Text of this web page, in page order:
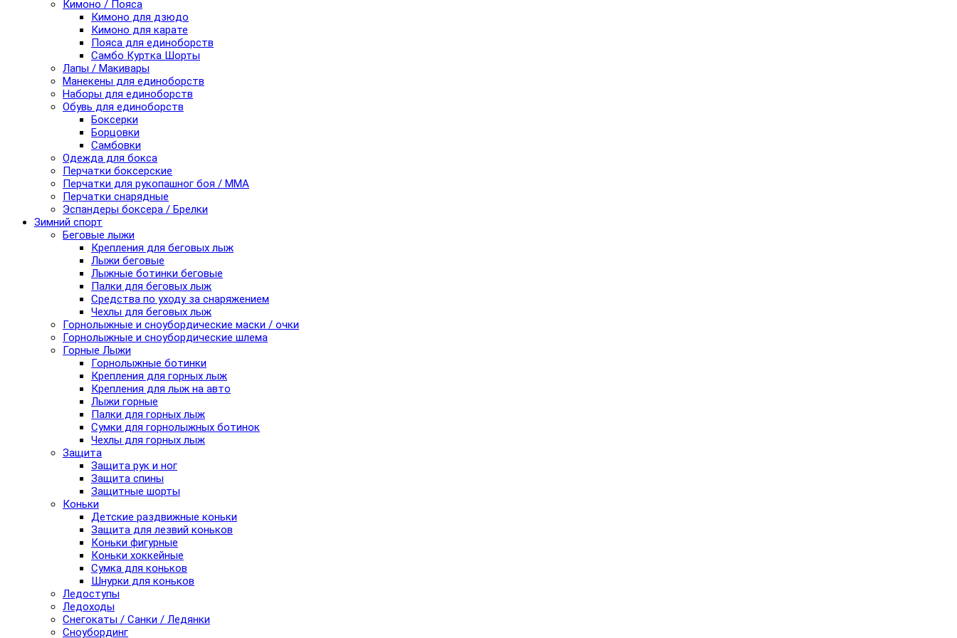
Кимоно / Пояса
Кимоно для дзюдо
Кимоно для карате
Пояса для единоборств
Самбо Куртка Шорты
Лапы / Макивары
Манекены для единоборств
Наборы для единоборств
Обувь для единоборств
Боксерки
Борцовки
Самбовки
Одежда для бокса
Перчатки боксерские
Перчатки для рукопашног боя / ММА
Перчатки снарядные
Эспандеры боксера / Брелки
Зимний спорт
Беговые лыжи
Крепления для беговых лыж
Лыжи беговые
Лыжные ботинки беговые
Палки для беговых лыж
Средства по уходу за снаряжением
Чехлы для беговых лыж
Горнолыжные и сноубордические маски / очки
Горнолыжные и сноубордические шлема
Горные Лыжи
Горнолыжные ботинки
Крепления для горных лыж
Крепления для лыж на авто
Лыжи горные
Палки для горных лыж
Сумки для горнолыжных ботинок
Чехлы для горных лыж
Защита
Защита рук и ног
Защита спины
Защитные шорты
Коньки
Детские раздвижные коньки
Защита для лезвий коньков
Коньки фигурные
Коньки хоккейные
Сумка для коньков
Шнурки для коньков
Ледоступы
Ледоходы
Снегокаты / Санки / Ледянки
Сноубординг